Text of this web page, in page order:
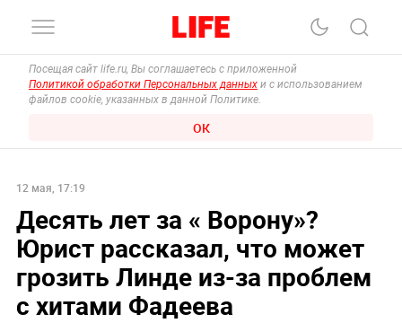
Посещая сайт life.ru, Вы соглашаетесь с приложенной
Политикой обработки Персональных данных и с использованием
файлов cookie, указанных в данной Политике.
ОК
12 мая, 17:19
Десять лет за « Ворону»?
Юрист рассказал, что может
грозить Линде из-за проблем
с хитами Фадеева